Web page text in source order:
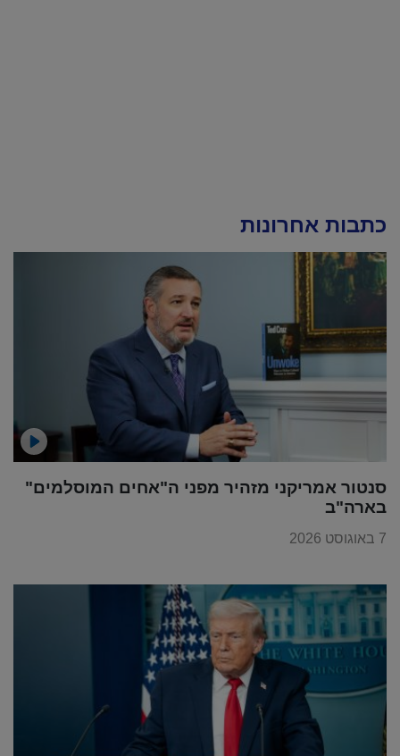
כתבות אחרונות
סנטור אמריקני מזהיר מפני ה"אחים המוסלמים"
בארה"ב
7 באוגוסט 2026